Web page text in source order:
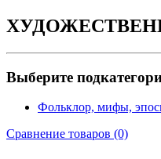
Выберите
Фольклор, мифы,
Сравнение товаров (0)